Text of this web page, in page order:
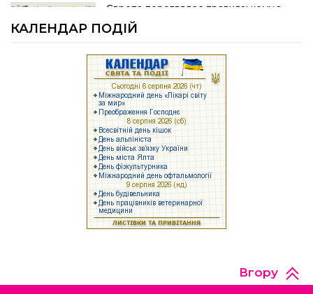
05.07.2026
Шлях до тебе
На Полтавщині розпочали жнива!
Як у Щербанівській громаді будують
Європа переглядає правила: кому з
українських біженців можуть
відмовити у захисті
Брак людей та воєнні ризики: що
заважає українському бізнесу
працювати
Задекларуйте зброю!
15.06.2026
КАЛЕНДАР ПОДІЙ
Вгору